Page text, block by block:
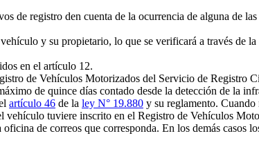
de registro den cuenta de la ocurrencia de alguna de
y su propietario, lo que se verificará a través de
en el artículo 12.
de Vehículos Motorizados del Servicio de Registro
de quince días contado desde la detección de la
artículo 46 de la ley N° 19.880 y su reglamento.
tuviere inscrito en el Registro de Vehículos
de correos que corresponda. En los demás casos